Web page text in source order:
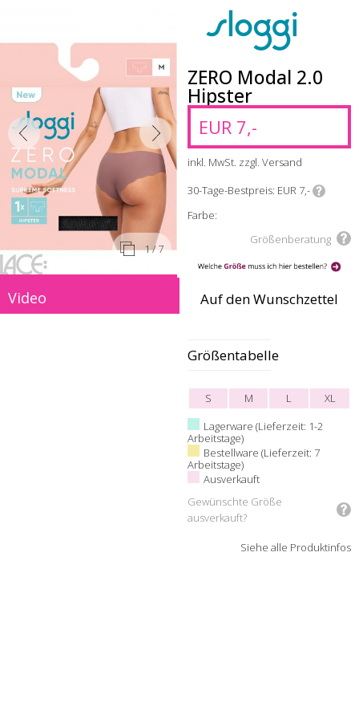
1/ 7
Video
ZERO Modal 2.0
Hipster
EUR 7,-
inkl. MwSt. zzgl. Versand
30-Tage-Bestpreis EUR 7,-
Farbe:
Größenberatung
Auf den Wunschzettel
Größentabelle
S M L
XL
Lagerware (Lieferzeit: 1-2
Arbeitstage)
Bestellware (Lieferzeit: 7
Arbeitstage)
Ausverkauft
Gewünschte Größe
ausverkauft?
Siehe alle Produktinfos